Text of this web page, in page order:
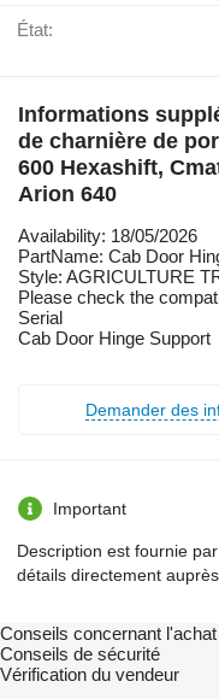
État:
Informations
de charnière de
600 Hexashift,
Arion 640
Availability: 18/05/2026
PartName: Cab Door
Style: AGRICULTURE
Please check the
Serial
Cab Door Hinge Support
Demander des
Important
Description est fournie
détails directement
Conseils concernant l'achat
Conseils de sécurité
Vérification du vendeur